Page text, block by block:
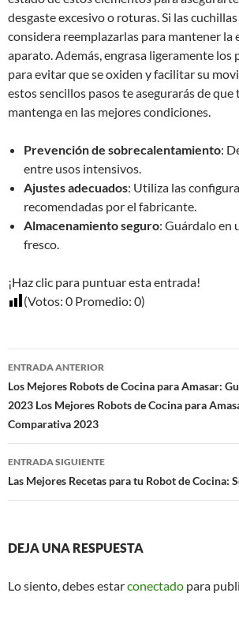
desgaste excesivo o roturas. Si las
considera reemplazarlas para mantener la
aparato. Además, engrasa ligeramente los
para evitar que se oxiden y facilitar su
estos sencillos pasos te asegurarás de
mantenga en las mejores condiciones.
Prevención de sobrecalentamiento:
entre usos intensivos.
Ajustes adecuados: Utiliza las
recomendadas por el fabricante.
Almacenamiento seguro: Guárdalo en
fresco.
¡Haz clic para puntuar esta entrada!
(Votos: 0 Promedio: 0)
Navegación
de
entradas
ENTRADA ANTERIOR
Los Mejores Robots de Cocina para Amasar:
2023 Los Mejores Robots de Cocina para
Comparativa 2023
ENTRADA SIGUIENTE
Las Mejores Recetas para tu Robot de Cocina:
DEJA UNA RESPUESTA
Lo siento, debes estarconectado para